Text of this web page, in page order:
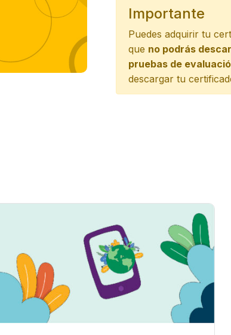
Importante
Puedes adquirir tu
que no podrás
pruebas de
descargar tu